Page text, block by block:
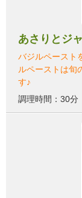
あさりとジ
バジルペースト
ルペーストは旬
す♪
調理時間：30分